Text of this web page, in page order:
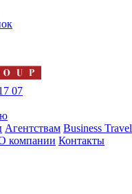
07
Агентствам Business Travel
компании Контакты